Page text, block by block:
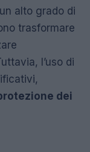
alto grado di
trasformare
l’uso di
dei